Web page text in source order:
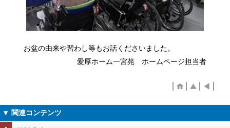
お盆の由来や習わし等もお話くださいました。
愛厚ホーム一宮苑 ホームページ担当者